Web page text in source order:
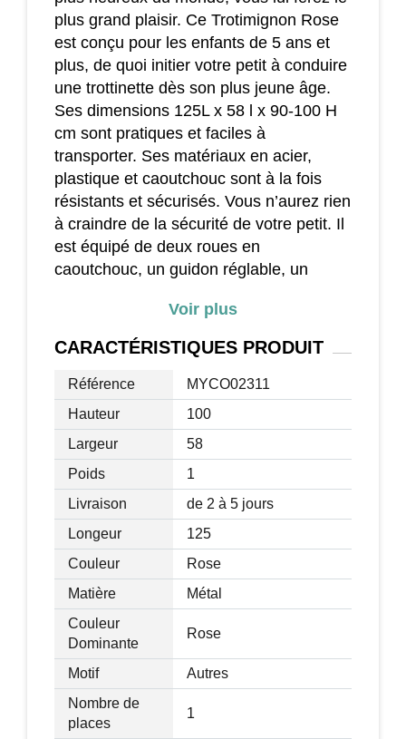
plus grand plaisir. Ce Trotimignon Rose
est conçu pour les enfants de 5 ans et
plus, de quoi initier votre petit à conduire
une trottinette dès son plus jeune âge.
Ses dimensions 125L x 58 l x 90-100 H
cm sont pratiques et faciles à
transporter. Ses matériaux en acier,
plastique et caoutchouc sont à la fois
résistants et sécurisés. Vous n’aurez rien
à craindre de la sécurité de votre petit. Il
est équipé de deux roues en
caoutchouc, un guidon réglable, un
Caractéristiques :
-Convient aux enfants de plus de 5 ans.
-Facile à utiliser et à ranger grâce à sa
béquille latérale
-Marchepied anti-dérapant
Voir plus
CARACTÉRISTIQUES PRODUIT
Référence
MYCO02311
Hauteur
100
Largeur
58
Poids
1
Livraison
de 2 à 5 jours
Longeur
125
Couleur
Rose
Matière
Métal
Couleur
Dominante
Rose
Motif
Autres
Nombre de
places
1